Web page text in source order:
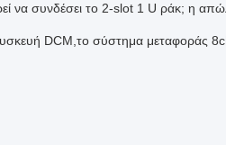
να συνδέσει το 2-slot 1 U ράκ; η
DCM,το σύστημα μεταφοράς